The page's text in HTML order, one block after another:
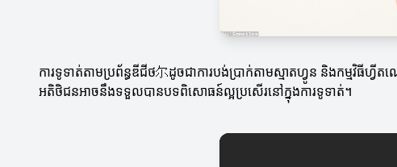
ការទូទាត់តាមប្រព័ន្ធឌីជីថ尔ដូចជាការបង់ប្រាក់តាមស្មាតហ្វូន និងកម្មវិធីហ្វី
អតិថិជនអាចនឹងទទួលបានបទពិសោធន៍ល្អប្រសើរនៅក្នុងការទូទាត់។